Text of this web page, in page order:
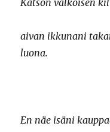
Katson valkoisen
aivan ikkunani
luona.
En näe isäni